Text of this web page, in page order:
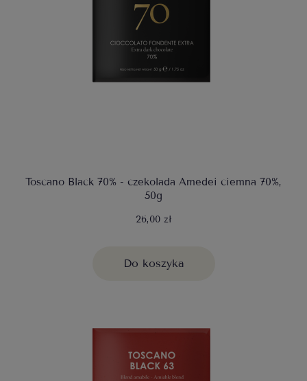
Toscano Black 70% - czekolada Amedei ciemna 70%,
50g
26,00 zł
Do koszyka